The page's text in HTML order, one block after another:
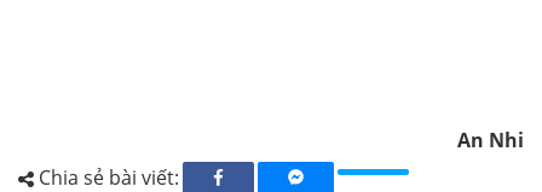
An Nhi
Chia sẻ bài viết: